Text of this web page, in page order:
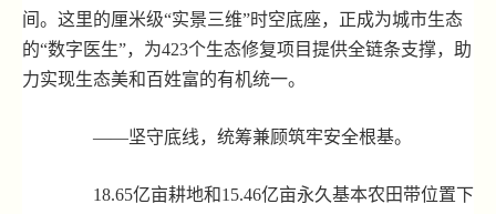
间。这里的厘米级“实景三维”时空底座，正成为城市生态
的“数字医生”，为423个生态修复项目提供全链条支撑，助
力实现生态美和百姓富的有机统一。
——坚守底线，统筹兼顾筑牢安全根基。
18.65亿亩耕地和15.46亿亩永久基本农田带位置下